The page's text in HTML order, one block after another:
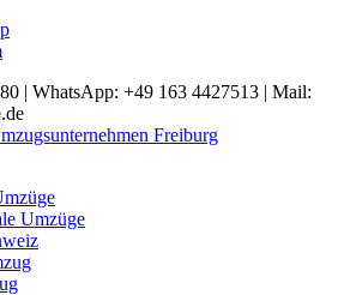
| WhatsApp: +49 163 4427513 | Mail:
Umzüge